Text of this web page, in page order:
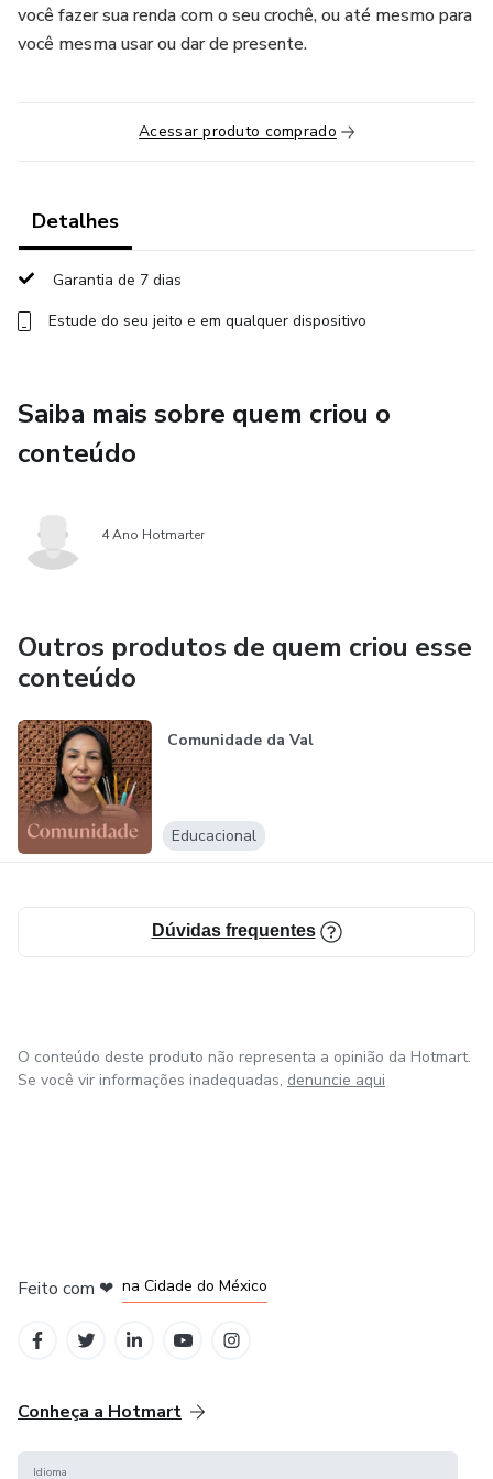
você fazer sua renda com o seu crochê, ou até mesmo para
você mesma usar ou dar de presente.
Acessar produto comprado
Detalhes
Garantia de 7 dias
Estude do seu jeito e em qualquer dispositivo
Saiba mais sobre quem criou o
conteúdo
4 Ano Hotmarter
Outros produtos de quem criou esse
conteúdo
Comunidade da Val
Educacional
Dúvidas frequentes
O conteúdo deste produto não representa a opinião da Hotmart.
Se você vir informações inadequadas, denuncie aqui
Feito com ❤ na Cidade do México
Conheça a Hotmart
Idioma